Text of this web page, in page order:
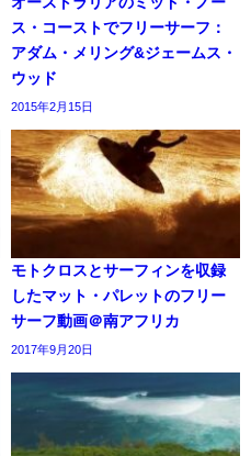
ス・コーストでフリーサーフ：
アダム・メリング&ジェームス・
ウッド
2015年2月15日
モトクロスとサーフィンを収録
したマット・パレットのフリー
サーフ動画＠南アフリカ
2017年9月20日